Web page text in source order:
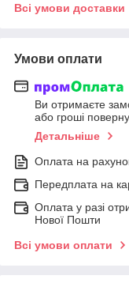
Всі умови доставки
Умови оплати
Ви отримаєте
або гроші
Детальніше
Оплата на
Передплата на
Оплата у разі
Нової Пошти
Всі умови оплати